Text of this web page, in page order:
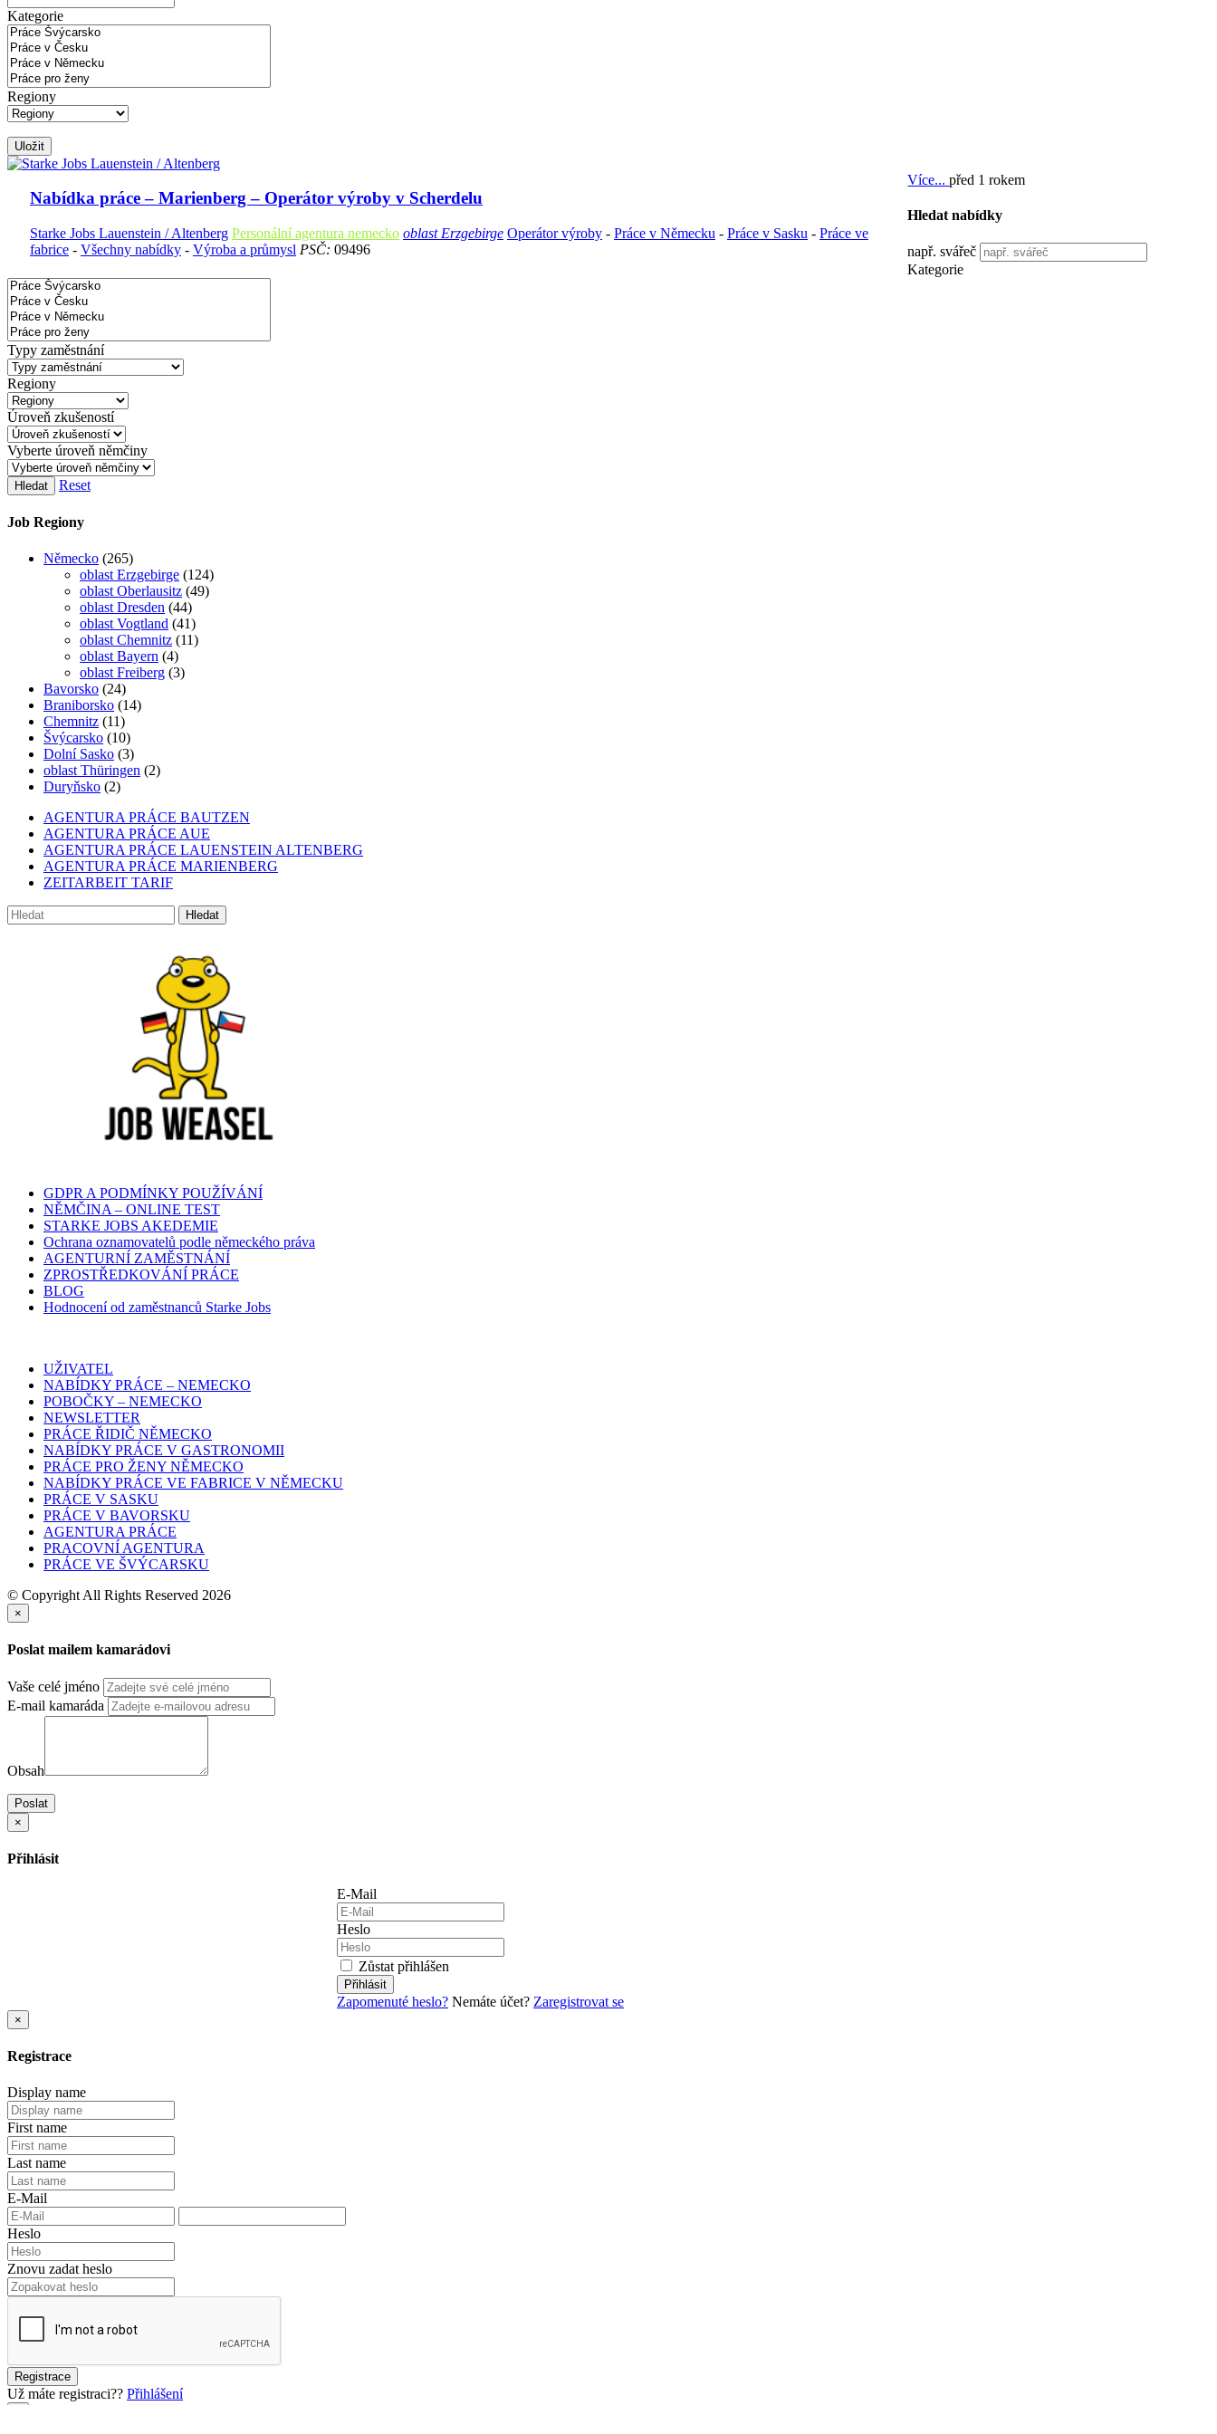
Kategorie
Regiony
Uložit
Nabídka práce – Marienberg – Operátor výroby v Scherdelu
Starke Jobs Lauenstein / Altenberg Personální agentura nemecko oblast Erzgebirge Operátor výroby - Práce v Německu - Práce v Sasku - Práce ve
fabrice - Všechny nabídky - Výroba a průmysl PSČ: 09496
Více...před 1 rokem
Hledat nabídky
např. svářeč
Kategorie
Typy zaměstnání
Regiony
Úroveň zkušeností
Vyberte úroveň němčiny
Hledat Reset
Job Regiony
Německo (265)
oblast Erzgebirge (124)
oblast Oberlausitz (49)
oblast Dresden (44)
oblast Vogtland (41)
oblast Chemnitz (11)
oblast Bayern (4)
oblast Freiberg (3)
Bavorsko (24)
Braniborsko (14)
Chemnitz (11)
Švýcarsko (10)
Dolní Sasko (3)
oblast Thüringen (2)
Duryňsko (2)
AGENTURA PRÁCE BAUTZEN
AGENTURA PRÁCE AUE
AGENTURA PRÁCE LAUENSTEIN ALTENBERG
AGENTURA PRÁCE MARIENBERG
ZEITARBEIT TARIF
GDPR A PODMÍNKY POUŽÍVÁNÍ
NĚMČINA – ONLINE TEST
STARKE JOBS AKEDEMIE
Ochrana oznamovatelů podle německého práva
AGENTURNÍ ZAMĚSTNÁNÍ
ZPROSTŘEDKOVÁNÍ PRÁCE
BLOG
Hodnocení od zaměstnanců Starke Jobs
UŽIVATEL
NABÍDKY PRÁCE – NEMECKO
POBOČKY – NEMECKO
NEWSLETTER
PRÁCE ŘIDIČ NĚMECKO
NABÍDKY PRÁCE V GASTRONOMII
PRÁCE PRO ŽENY NĚMECKO
NABÍDKY PRÁCE VE FABRICE V NĚMECKU
PRÁCE V SASKU
PRÁCE V BAVORSKU
AGENTURA PRÁCE
PRACOVNÍ AGENTURA
PRÁCE VE ŠVÝCARSKU
© Copyright All Rights Reserved 2026
×
Poslat mailem kamarádovi
Vaše celé jméno
E-mail kamaráda
Obsah
Poslat
×
Přihlásit
E-Mail
Heslo
Zůstat přihlášen
Přihlásit
Zapomenuté heslo? Nemáte účet? Zaregistrovat se
×
Registrace
Display name
First name
Last name
E-Mail
Heslo
Znovu zadat heslo
Registrace
Už máte registraci?? Přihlášení